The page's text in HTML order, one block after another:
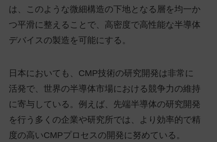
は、このような微細構造の下地となる層を均一か
つ平滑に整えることで、高密度で高性能な半導体
デバイスの製造を可能にする。
日本においても、CMP技術の研究開発は非常に
活発で、世界の半導体市場における競争力の維持
に寄与している。例えば、先端半導体の研究開発
を行う多くの企業や研究所では、より効率的で精
度の高いCMPプロセスの開発に努めている。